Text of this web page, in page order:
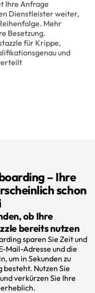
Ihre Anfrage
Dienstleister weiter,
Mehr
Besetzung.
– Ihre
schon
ob Ihre
bereits nutzen
sparen Sie Zeit und
Mail-Adresse und die
um in Sekunden zu
Nutzen Sie
verkürzen Sie Ihre